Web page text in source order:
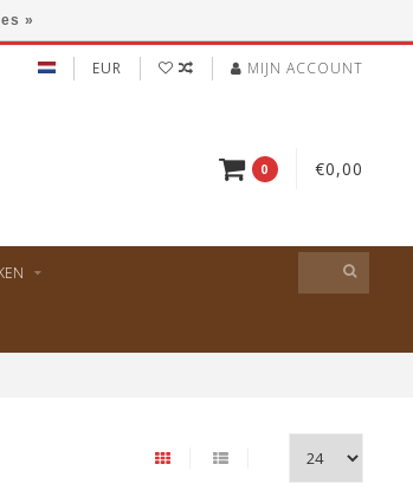
EUR MIJN ACCOUNT
0 €0,00
»